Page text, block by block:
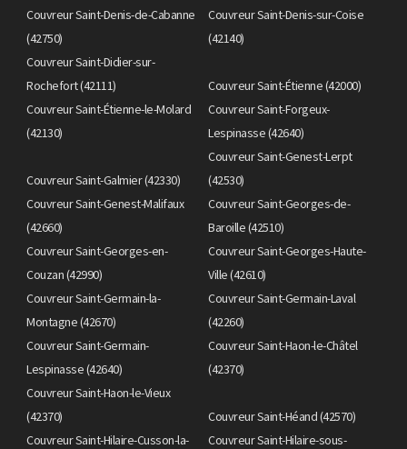
Couvreur Saint-Denis-de-Cabanne
(42750)
Couvreur Saint-Denis-sur-Coise
(42140)
Couvreur Saint-Didier-sur-
Rochefort (42111)
Couvreur Saint-Étienne (42000)
Couvreur Saint-Étienne-le-Molard
(42130)
Couvreur Saint-Forgeux-
Lespinasse (42640)
Couvreur Saint-Galmier (42330)
Couvreur Saint-Genest-Lerpt
(42530)
Couvreur Saint-Genest-Malifaux
(42660)
Couvreur Saint-Georges-de-
Baroille (42510)
Couvreur Saint-Georges-en-
Couzan (42990)
Couvreur Saint-Georges-Haute-
Ville (42610)
Couvreur Saint-Germain-la-
Montagne (42670)
Couvreur Saint-Germain-Laval
(42260)
Couvreur Saint-Germain-
Lespinasse (42640)
Couvreur Saint-Haon-le-Châtel
(42370)
Couvreur Saint-Haon-le-Vieux
(42370)
Couvreur Saint-Héand (42570)
Couvreur Saint-Hilaire-Cusson-la-
Couvreur Saint-Hilaire-sous-